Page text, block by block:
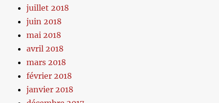
juillet 2018
juin 2018
mai 2018
avril 2018
mars 2018
février 2018
janvier 2018